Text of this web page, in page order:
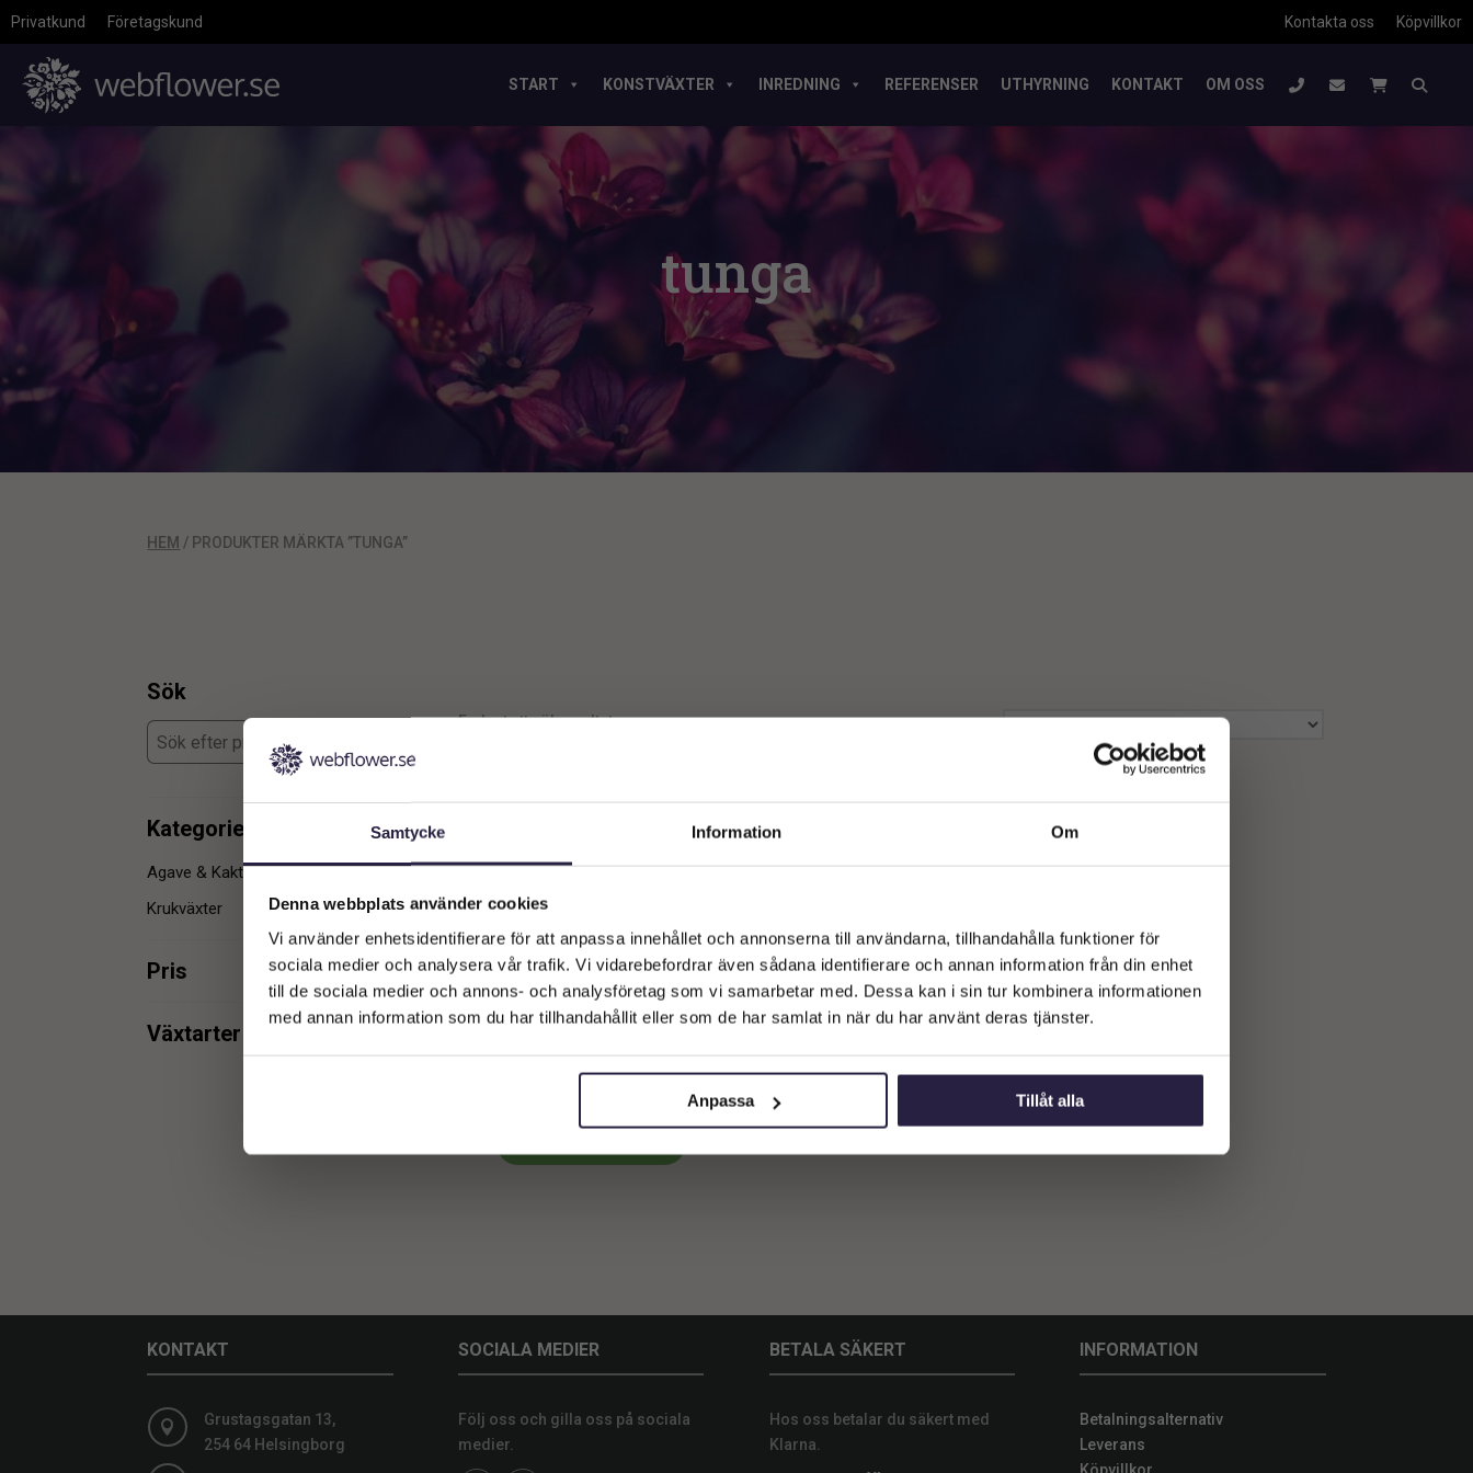
Samtycke Information Om
Denna webbplats använder cookies
Vi använder enhetsidentifierare för att anpassa innehållet och annonserna till användarna, tillhandahålla funktioner för
sociala medier och analysera vår trafik. Vi vidarebefordrar även sådana identifierare och annan information från din enhet
till de sociala medier och annons- och analysföretag som vi samarbetar med. Dessa kan i sin tur kombinera informationen
med annan information som du har tillhandahållit eller som de har samlat in när du har använt deras tjänster.
Anpassa Tillåt alla
Privatkund Företagskund Köpvillkor
Kontakta oss
START KONSTVÄXTER INREDNING REFERENSER UTHYRNING KONTAKT OM OSS
tunga
HEM / PRODUKTER MÄRKTA ”TUNGA”
Sök
Kategorier
Agave & Kaktusar
1
Krukväxter
1
Pris
max.
max.
Växtarter
Endast ett sökresultat
1959kr
KONTAKT

Grustagsgatan 13,
254 64 Helsingborg
SOCIALA MEDIER
Följ oss och gilla oss på sociala
medier.
BETALA SÄKERT
Hos oss betalar du säkert med
Klarna.
INFORMATION
Betalningsalternativ
Leverans
Välkommen till Webflower
Vilken typ av kund är du? Du kan alltid justera ditt val längst upp
Företagskund (exkl. moms)